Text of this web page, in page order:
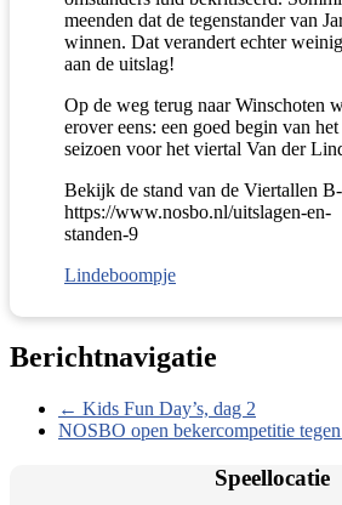
meenden dat de tegenstander van
winnen. Dat verandert echter weinig
aan de uitslag!
Op de weg terug naar Winschoten
erover eens: een goed begin van het
seizoen voor het viertal Van der
Bekijk de stand van de Viertallen
https://www.nosbo.nl/uitslagen-en-
standen-9
Lindeboompje
Berichtnavigatie
← Kids Fun Day’s, dag 2
NOSBO open bekercompetitie
Speellocatie